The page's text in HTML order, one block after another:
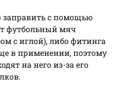
с помощью
футбольный мяч
с иглой), либо фитинга
в применении, поэтому
на него из-за его